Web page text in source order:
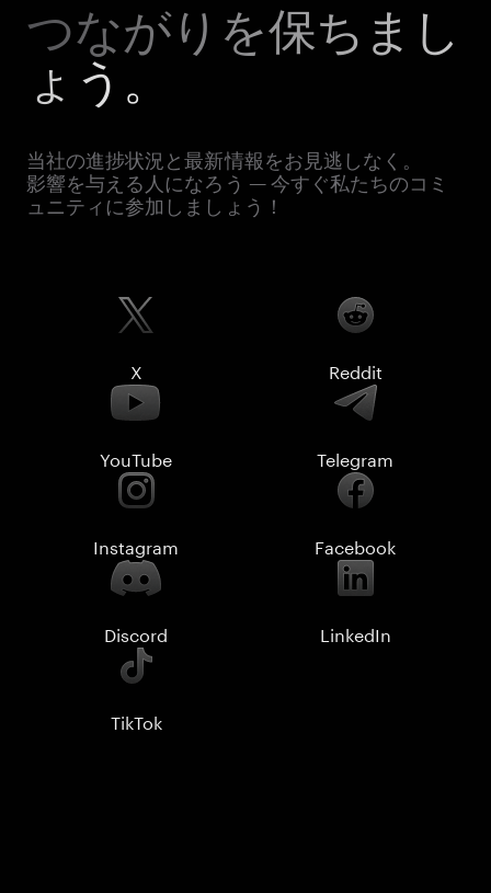
つながりを保ちまし
ょう。
当社の進捗状況と最新情報をお見逃しなく。
影響を与える人になろう — 今すぐ私たちのコミ
ュニティに参加しましょう！
X Reddit
YouTube Telegram
Instagram Facebook
Discord LinkedIn
TikTok